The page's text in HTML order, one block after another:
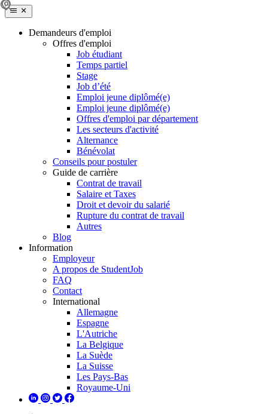
Demandeurs d'emploi
Offres d'emploi
Job étudiant
Temps partiel
Stage
Job d’été
Emploi jeune diplômé(e)
Emploi jeune diplômé(e)
Offres d'emploi par département
Les secteurs d'activité
Alternance
Bénévolat
Conseils pour postuler
Guide de carrière
Contrat de travail
Salaire et Taxes
Droit et devoir du salarié
Rupture du contrat de travail
Autres
Blog
Information
Employeur
A propos de StudentJob
FAQ
Contact
International
Allemagne
Espagne
L'Autriche
La Belgique
La Suède
La Suisse
Les Pays-Bas
Royaume-Uni